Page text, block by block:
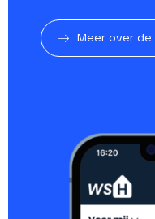
Meer over de